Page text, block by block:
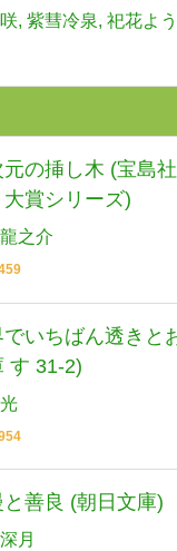
ジー)紫彗冷泉 祀花よ
の挿し木 (宝島
大賞シリーズ)
之介
いちばん透きと
す 31-2)
善良 (朝日文庫)
月